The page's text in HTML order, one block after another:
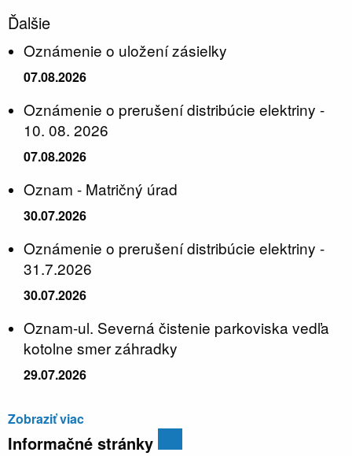
Ďalšie
Oznámenie o uložení zásielky
07.08.2026
Oznámenie o prerušení distribúcie elektriny -
10. 08. 2026
07.08.2026
Oznam - Matričný úrad
30.07.2026
Oznámenie o prerušení distribúcie elektriny -
31.7.2026
30.07.2026
Oznam-ul. Severná čistenie parkoviska vedľa
kotolne smer záhradky
29.07.2026
Zobraziť viac
Informačné stránky